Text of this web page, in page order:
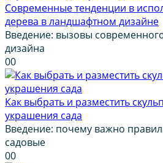
Современные тенденции в
дерева в ландшафтном дизайне
Введение: вызовы
дизайна
00
Как выбрать и разместить
украшения сада
Введение: почему важно
садовые
00